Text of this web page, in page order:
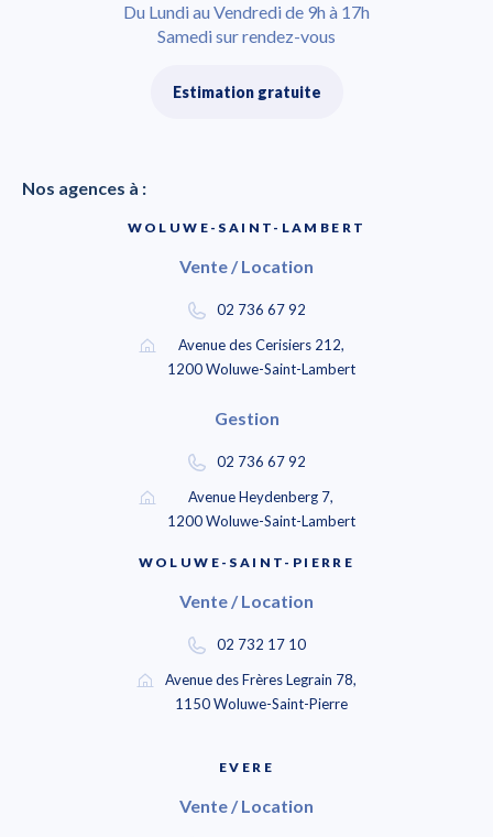
Du Lundi au Vendredi de 9h à 17h
Samedi sur rendez-vous
Estimation gratuite
Nos agences à :
WOLUWE-SAINT-LAMBERT
Vente / Location
02 736 67 92
Avenue des Cerisiers 212,
1200 Woluwe-Saint-Lambert
Gestion
02 736 67 92
Avenue Heydenberg 7,
1200 Woluwe-Saint-Lambert
WOLUWE-SAINT-PIERRE
Vente / Location
02 732 17 10
Avenue des Frères Legrain 78,
1150 Woluwe-Saint-Pierre
EVERE
Vente / Location